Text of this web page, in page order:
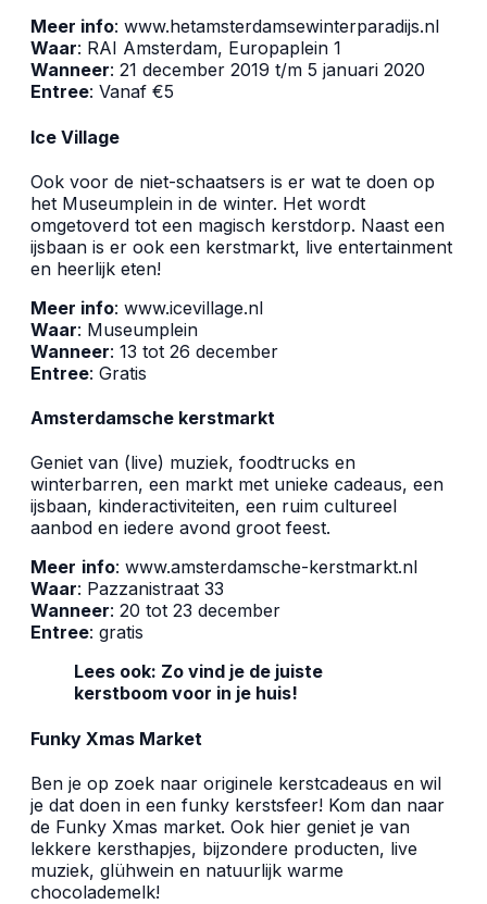
Meer info: www.hetamsterdamsewinterparadijs.nl
Waar: RAI Amsterdam, Europaplein 1
Wanneer: 21 december 2019 t/m 5 januari 2020
Entree: Vanaf €5
Ice Village
Ook voor de niet-schaatsers is er wat te doen op
het Museumplein in de winter. Het wordt
omgetoverd tot een magisch kerstdorp. Naast een
ijsbaan is er ook een kerstmarkt, live entertainment
en heerlijk eten!
Meer info: www.icevillage.nl
Waar: Museumplein
Wanneer: 13 tot 26 december
Entree: Gratis
Amsterdamsche kerstmarkt
Geniet van (live) muziek, foodtrucks en
winterbarren, een markt met unieke cadeaus, een
ijsbaan, kinderactiviteiten, een ruim cultureel
aanbod en iedere avond groot feest.
Meer info: www.amsterdamsche-kerstmarkt.nl
Waar: Pazzanistraat 33
Wanneer: 20 tot 23 december
Entree: gratis
Lees ook: Zo vind je de juiste
kerstboom voor in je huis!
Funky Xmas Market
Ben je op zoek naar originele kerstcadeaus en wil
je dat doen in een funky kerstsfeer! Kom dan naar
de Funky Xmas market. Ook hier geniet je van
lekkere kersthapjes, bijzondere producten, live
muziek, glühwein en natuurlijk warme
chocolademelk!